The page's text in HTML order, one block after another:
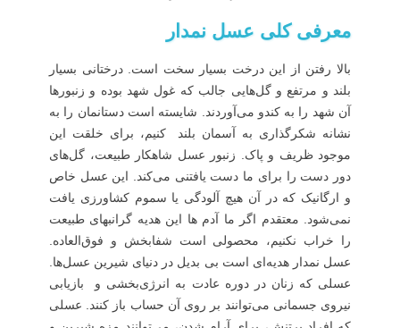
معرفی کلی عسل نمدار
بالا رفتن از این درخت بسیار سخت است. درختانی بسیار
بلند و مرتفع و گل‌هایی جالب که غول شهد بوده و زنبورها
آن شهد را به کندو می‌آوردند. شایسته است دستانمان را به
نشانه شکرگذاری به آسمان بلند کنیم، برای خلقت این
موجود ظریف و پاک. زنبور عسل شاهکار طبیعت، گل‌های
دور دست را برای ما دست یافتنی می‌کند. این عسل خاص
و ارگانیک که در آن هیچ آلودگی یا سموم کشاورزی یافت
نمی‌شود. معتقدم اگر ما آدم ها این هدیه گرانبهای طبیعت
را خراب نکنیم، محصولی است شفابخش و فوق‌العاده.
عسل نمدار هدیه‌ای است بی بدیل در دنیای شیرین عسل‌ها.
عسلی که زنان در دوره عادت به انرژی‌بخشی و بازیابی
نیروی جسمانی می‌توانند بر روی آن حساب باز کنند. عسلی